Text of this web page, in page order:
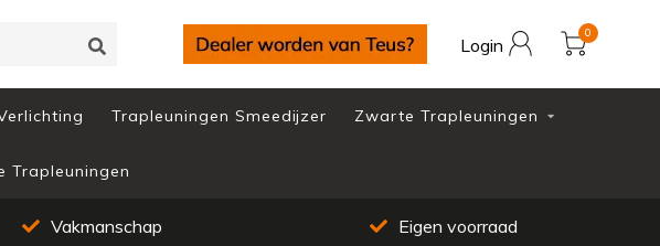
Login
0
Trapleuningen Smeedijzer Zwarte Trapleuningen
Trapleuningen
Vakmanschap Eigen voorraad